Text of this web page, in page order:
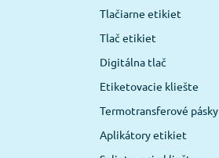
Tlačiarne etikiet
Tlač etikiet
Digitálna tlač
Etiketovacie kliešte
Termotransferové pásky
Aplikátory etikiet